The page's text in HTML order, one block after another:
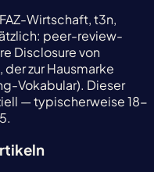
Wirtschaft, t3n,
peer-review-
Disclosure von
zur Hausmarke
Vokabular). Dieser
— typischerweise 18-